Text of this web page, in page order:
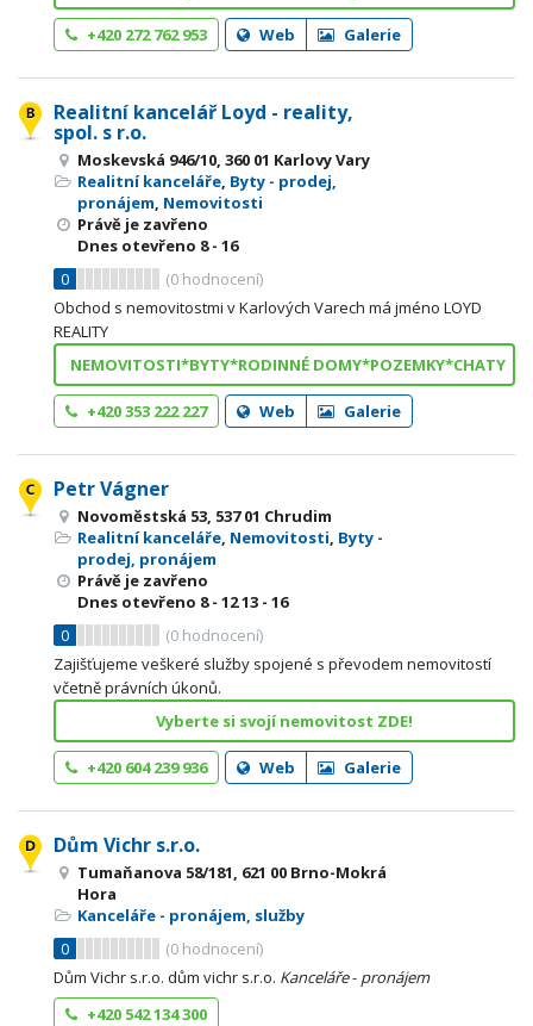
+420 272 762 953 Web Galerie
Realitní kancelář Loyd - reality,
spol. s r.o.
Moskevská 946/10, 360 01 Karlovy Vary
Realitní kanceláře, Byty - prodej,
pronájem, Nemovitosti
Právě je zavřeno
Dnes otevřeno 8 - 16
0
(0 hodnocení)
Obchod s nemovitostmi v Karlových Varech má jméno LOYD
REALITY
NEMOVITOSTI*BYTY*RODINNÉ DOMY*POZEMKY*CHATY
+420 353 222 227 Web Galerie
Petr Vágner
Novoměstská 53, 537 01 Chrudim
Realitní kanceláře, Nemovitosti, Byty -
prodej, pronájem
Právě je zavřeno
Dnes otevřeno 8 - 1213 - 16
0
(0 hodnocení)
Zajišťujeme veškeré služby spojené s převodem nemovitostí
včetně právních úkonů.
Vyberte si svojí nemovitost ZDE!
+420 604 239 936 Web Galerie
Dům Vichr s.r.o.
Tumaňanova 58/181, 621 00 Brno-Mokrá
Hora
Kanceláře - pronájem, služby
0
(0 hodnocení)
Dům Vichr s.r.o. dům vichr s.r.o. Kanceláře- pronájem
+420 542 134 300